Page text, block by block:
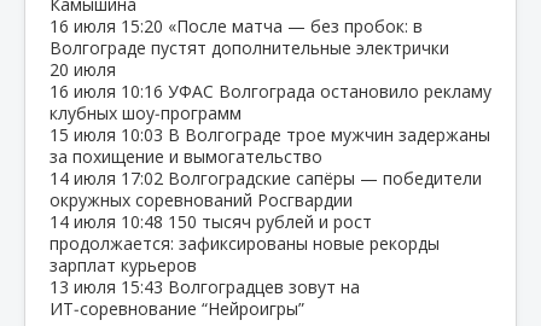
16 июля 15:20 «После матча — без пробок: в
Волгограде пустят дополнительные электрички
20 июля
16 июля 10:16 УФАС Волгограда остановило рекламу
клубных шоу‑программ
15 июля 10:03 В Волгограде трое мужчин задержаны
за похищение и вымогательство
14 июля 17:02 Волгоградские сапёры — победители
окружных соревнований Росгвардии
14 июля 10:48 150 тысяч рублей и рост
продолжается: зафиксированы новые рекорды
зарплат курьеров
13 июля 15:43 Волгоградцев зовут на
ИТ‑соревнование “Нейроигры”